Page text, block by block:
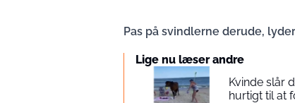
Pas på svindlerne derude,
Lige nu læser andre
Kvinde slår
hurtigt til at